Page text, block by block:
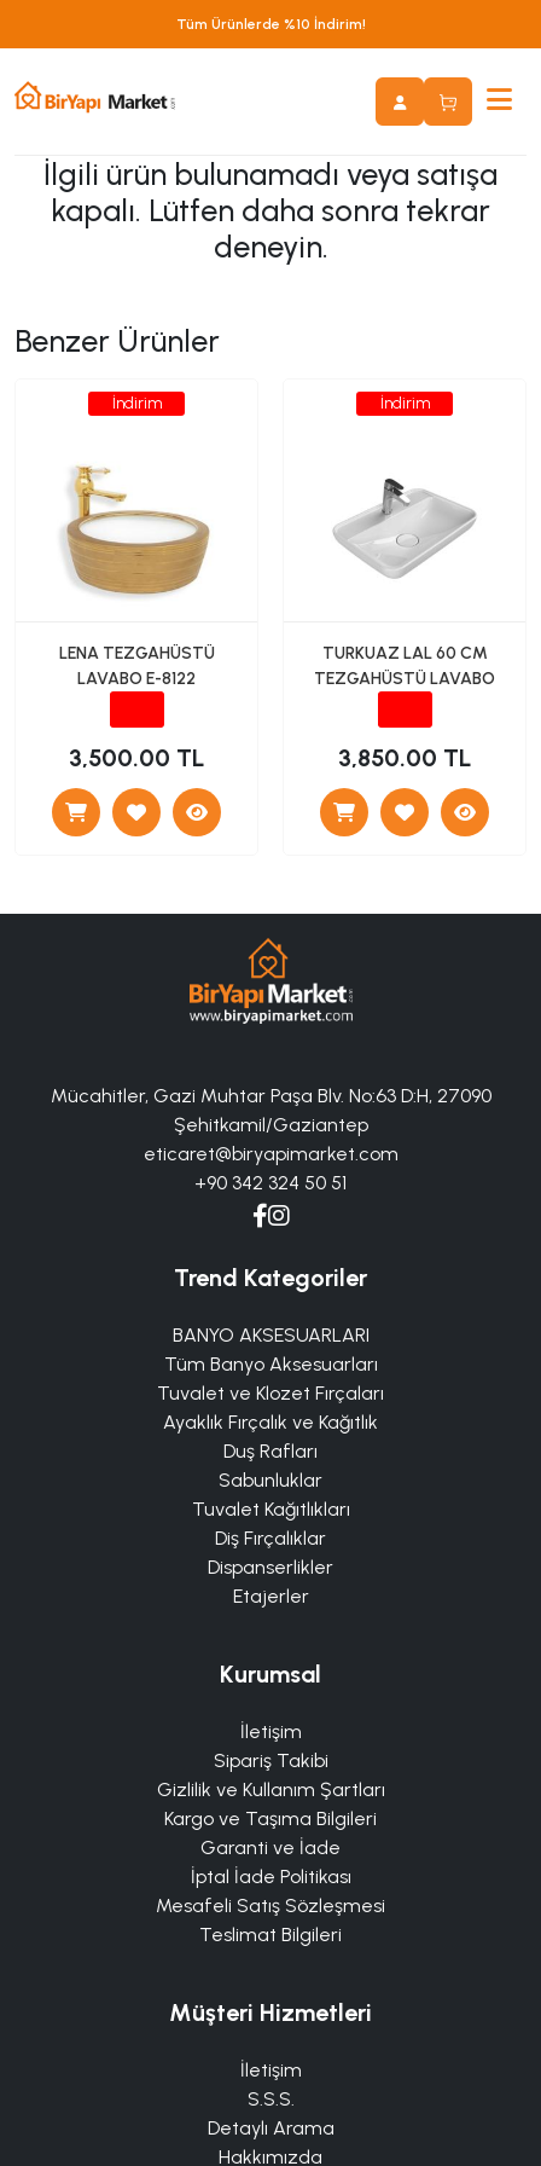
Tüm Ürünlerde %10 İndirim!
İlgili ürün bulunamadı veya satışa
kapalı. Lütfen daha sonra tekrar
deneyin.
Benzer Ürünler
İndirim
LENA TEZGAHÜSTÜ
LAVABO E-8122
3,500.00 TL
İndirim
TURKUAZ LAL 60 CM
TEZGAHÜSTÜ LAVABO
3,850.00 TL
Mücahitler, Gazi Muhtar Paşa Blv. No:63 D:H, 27090
Şehitkamil/Gaziantep
eticaret@biryapimarket.com
+90 342 324 50 51
Trend Kategoriler
BANYO AKSESUARLARI
Tüm Banyo Aksesuarları
Tuvalet ve Klozet Fırçaları
Ayaklık Fırçalık ve Kağıtlık
Duş Rafları
Sabunluklar
Tuvalet Kağıtlıkları
Diş Fırçalıklar
Dispanserlikler
Etajerler
Kurumsal
İletişim
Sipariş Takibi
Gizlilik ve Kullanım Şartları
Kargo ve Taşıma Bilgileri
Garanti ve İade
İptal İade Politikası
Mesafeli Satış Sözleşmesi
Teslimat Bilgileri
Müşteri Hizmetleri
İletişim
S.S.S.
Detaylı Arama
Hakkımızda